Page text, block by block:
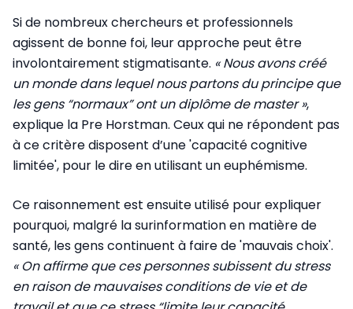
Si de nombreux chercheurs et professionnels
agissent de bonne foi, leur approche peut être
involontairement stigmatisante. « Nous avons créé
un monde dans lequel nous partons du principe que
les gens “normaux” ont un diplôme de master »,
explique la Pre Horstman. Ceux qui ne répondent pas
à ce critère disposent d’une 'capacité cognitive
limitée', pour le dire en utilisant un euphémisme.
Ce raisonnement est ensuite utilisé pour expliquer
pourquoi, malgré la surinformation en matière de
santé, les gens continuent à faire de 'mauvais choix'.
« On affirme que ces personnes subissent du stress
en raison de mauvaises conditions de vie et de